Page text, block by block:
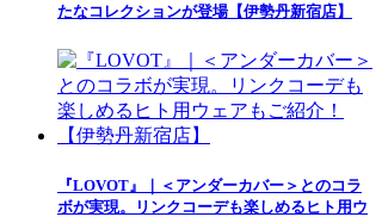
たなコレクションが登場【伊勢丹新宿店】
『LOVOT』｜＜アンダーカバー＞とのコラ
ボが実現。リンクコーデも楽しめるヒト用ウ